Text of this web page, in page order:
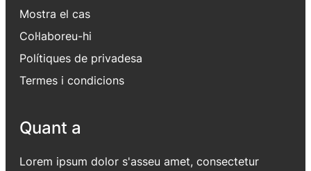
Mostra el cas
Col·laboreu-hi
Polítiques de privadesa
Termes i condicions
Quant a
Lorem ipsum dolor s'asseu amet, consectetur